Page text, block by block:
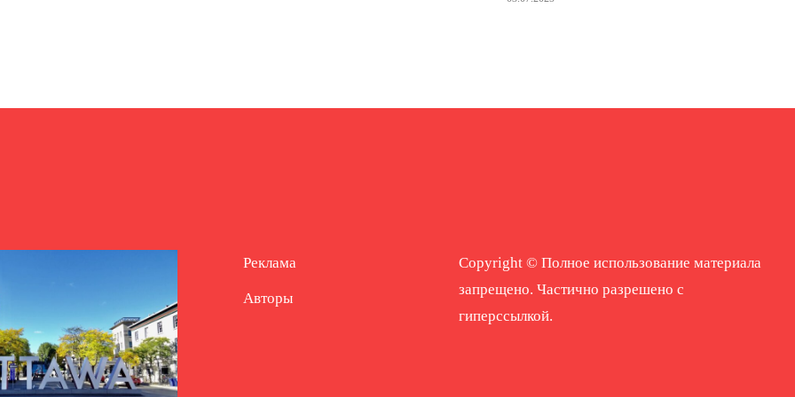
Реклама
Авторы
Copyright © Полное использование материала
запрещено. Частично разрешено с
гиперссылкой.